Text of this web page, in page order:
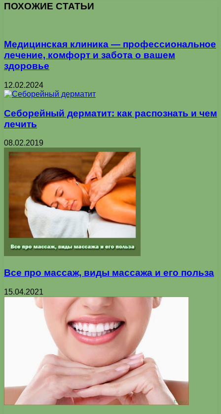
ПОХОЖИЕ СТАТЬИ
Медицинская клиника — профессиональное
лечение, комфорт и забота о вашем
здоровье
12.02.2024
Себорейный дерматит: как распознать и чем
лечить
08.02.2019
Все про массаж, виды массажа и его польза
15.04.2021